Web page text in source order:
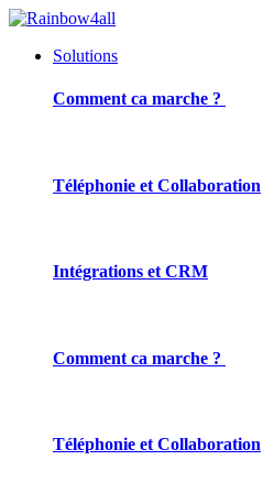
Solutions
Comment ca marche ?
Téléphonie et Collaboration
Intégrations et CRM
Comment ca marche ?
Téléphonie et Collaboration